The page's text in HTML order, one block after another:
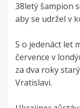
38letý šampion
aby se udržel v
S o jedenáct let
července v
za dva roky
Vratislavi.